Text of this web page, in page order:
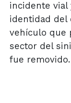
incidente vial
identidad del
vehículo que
sector del
fue removido.